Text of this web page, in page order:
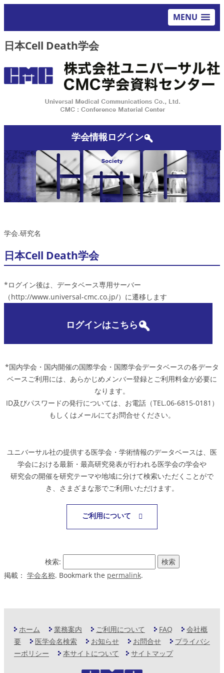
MENU
日本Cell Death学会
学会情報ログイン
学会.研究名
日本Cell Death学会
*ログイン後は、データベース専用サーバー
（http://www.universal-cmc.co.jp/）に遷移します
ログインはこちら
*国内学会・国内開催の国際学会・国際学会データベースの各データ
ベースご利用には、あらかじめメンバー登録とご利用料金が必要に
なります。
ID及びパスワードの発行については、お電話（TEL.06-6815-0181）
もしくはメールにてお問合せください。
ユニバーサル社の提供する医学会・学術情報のデータベースは、医
学会における最新・最高研究発表が行われる医学会の学会や
研究会の開催を研究テーマや地域に分けて検索いただくことがで
き、さまざまな形でご利用いただけます。
ご利用について
検索:
掲載： 学会名称. Bookmark the permalink.
ホーム 業務案内 ご利用について FAQ
会社概
要
医学会名検索 お知らせ お問合せ
プライバシ
ーポリシー
本サイトについて サイトマップ